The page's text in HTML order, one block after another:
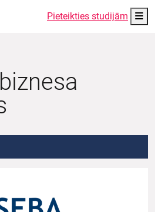
Pieteikties studijām